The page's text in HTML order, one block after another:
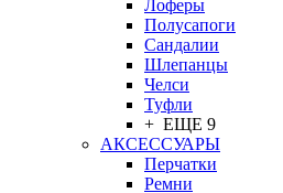
Лоферы
Полусапоги
Сандалии
Шлепанцы
Челси
Туфли
+ ЕЩЕ 9
АКСЕССУАРЫ
Перчатки
Ремни